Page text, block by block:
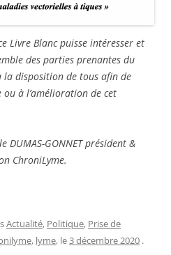
Livre Blanc puisse intéresser et
des parties prenantes du
la disposition de tous afin de
à l’amélioration de cet
DUMAS-GONNET président &
ChroniLyme.
Actualité, Politique, Prise de
, lyme, le3 décembre 2020 .